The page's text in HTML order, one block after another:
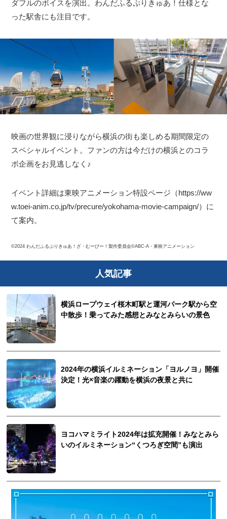
ダフルのボイスを演出。わんだふるぷりきゅあ！仕様とな
った駅舎にも注目です。
映画の世界観に浸りながら横浜の街も楽しめる期間限定の
スペシャルイベント。ファンの方は今だけの横浜とのコラ
ボ企画をお見逃しなく♪
イベント詳細は東映アニメーション特設ページ（https://ww
w.toei-anim.co.jp/tv/precure/yokohama-movie-campaign/）に
て案内。
©2024 わんだふるぷりきゅあ！ざ・むーびー！製作委員会©ABC-A・東映アニメーション
人気記事
横浜ロープウェイ桜木町駅と運河パーク駅から空
中散歩！乗ってみた感想とみなとみらいの景色
2024年の横浜イルミネーション「ヨルノヨ」開催
決定！光×音楽の躍動を横浜の夜景と共に
ヨコハマミライト2024年は拡充開催！みなとみら
いのイルミネーション“くつろぎ空間”も演出